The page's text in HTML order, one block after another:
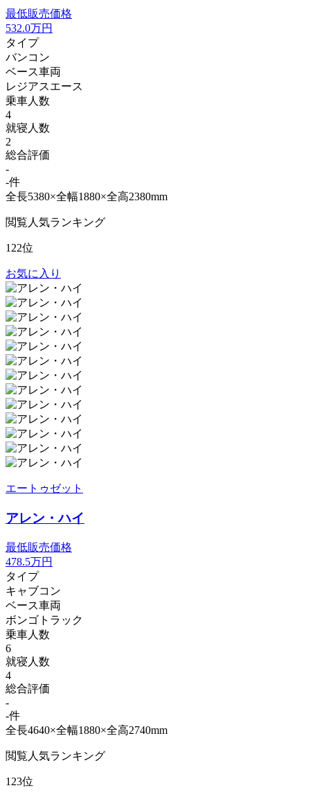
最低販売価格
532.0万円
タイプ
バンコン
ベース車両
レジアスエース
乗車人数
4
就寝人数
2
総合評価
-
-件
全長5380×全幅1880×全高2380mm
閲覧人気ランキング
122位
お気に入り
エートゥゼット
アレン・ハイ
最低販売価格
478.5万円
タイプ
キャブコン
ベース車両
ボンゴトラック
乗車人数
6
就寝人数
4
総合評価
-
-件
全長4640×全幅1880×全高2740mm
閲覧人気ランキング
123位